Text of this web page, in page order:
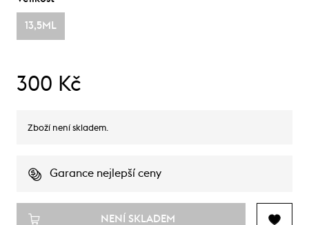
13,5ML
300 Kč
Zboží není skladem.
Garance nejlepší ceny
NENÍ SKLADEM